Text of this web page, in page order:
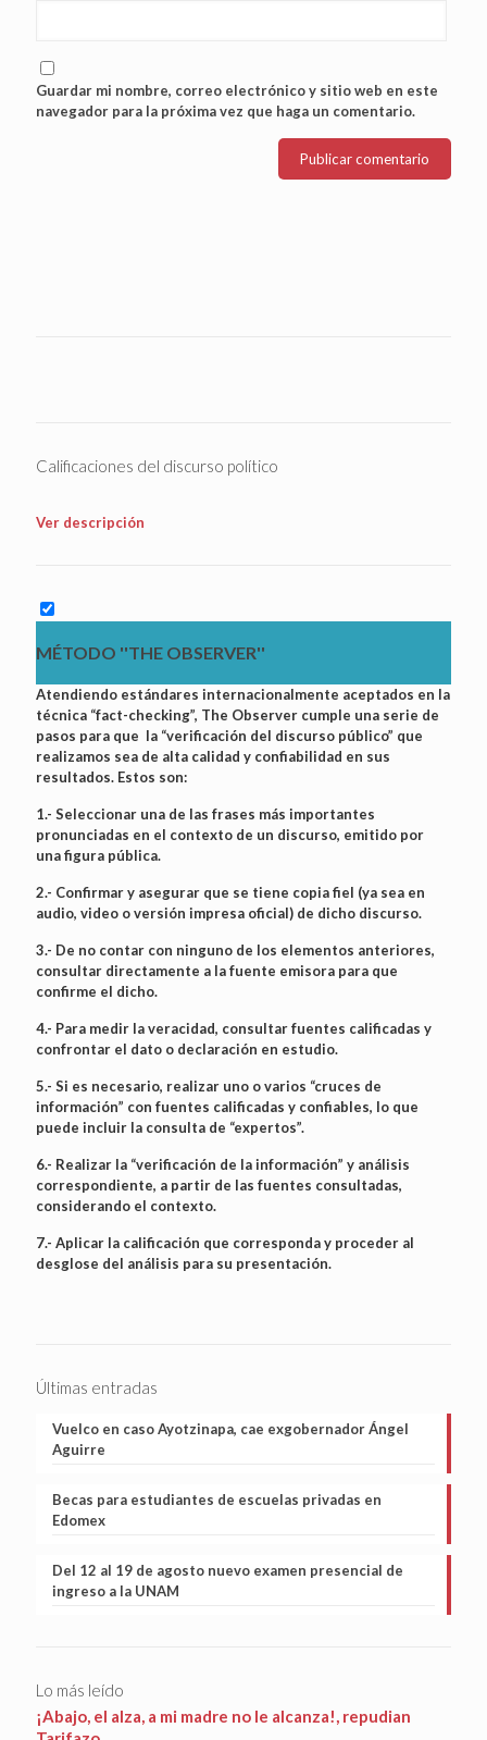
Guardar mi nombre, correo electrónico y sitio web en este
navegador para la próxima vez que haga un comentario.
Calificaciones del discurso político
Ver descripción
MÉTODO ''THE OBSERVER''
Atendiendo estándares internacionalmente aceptados en la
técnica “fact-checking”, The Observer cumple una serie de
pasos para que la “verificación del discurso público” que
realizamos sea de alta calidad y confiabilidad en sus
resultados. Estos son:
1.- Seleccionar una de las frases más importantes
pronunciadas en el contexto de un discurso, emitido por
una figura pública.
2.- Confirmar y asegurar que se tiene copia fiel (ya sea en
audio, video o versión impresa oficial) de dicho discurso.
3.- De no contar con ninguno de los elementos anteriores,
consultar directamente a la fuente emisora para que
confirme el dicho.
4.- Para medir la veracidad, consultar fuentes calificadas y
confrontar el dato o declaración en estudio.
5.- Si es necesario, realizar uno o varios “cruces de
información” con fuentes calificadas y confiables, lo que
puede incluir la consulta de “expertos”.
6.- Realizar la “verificación de la información” y análisis
correspondiente, a partir de las fuentes consultadas,
considerando el contexto.
7.- Aplicar la calificación que corresponda y proceder al
desglose del análisis para su presentación.
Últimas entradas
Vuelco en caso Ayotzinapa, cae exgobernador Ángel
Aguirre
Becas para estudiantes de escuelas privadas en
Edomex
Del 12 al 19 de agosto nuevo examen presencial de
ingreso a la UNAM
Lo más leído
¡Abajo, el alza, a mi madre no le alcanza!, repudian